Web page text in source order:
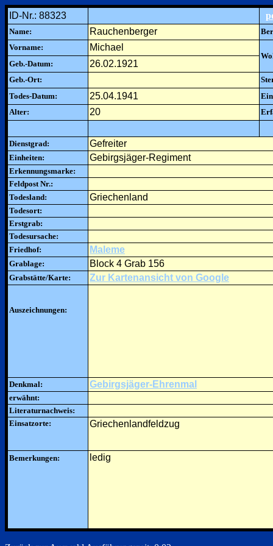
ID-Nr.: 88323
Name: Rauchenberger
Vorname:
Michael
Geb.-Datum:
26.02.1921
Geb.-Ort:
Todes-Datum:
25.04.1941
Alter:
20
Dienstgrad: Gefreiter
Einheiten: Gebirgsjäger-Regiment
Erkennungsmarke:
Feldpost Nr.:
Todesland:
Griechenland
Todesort:
Erstgrab:
Todesursache:
Friedhof:
Maleme
Grablage: Block 4 Grab 156
Grabstätte/Karte: Zur Kartenansicht von Google
Auszeichnungen:
Denkmal: Gebirgsjäger-Ehrenmal
erwähnt:
Literaturnachweis:
Einsatzorte:
Griechenlandfeldzug
Bemerkungen: ledig